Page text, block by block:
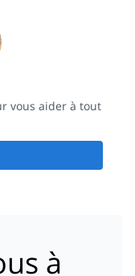
vous aider à tout
à